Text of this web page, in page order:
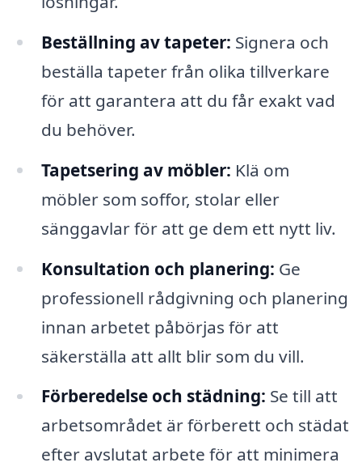
Beställning av tapeter: Signera och
beställa tapeter från olika tillverkare
för att garantera att du får exakt vad
du behöver.
Tapetsering av möbler: Klä om
möbler som soffor, stolar eller
sänggavlar för att ge dem ett nytt liv.
Konsultation och planering: Ge
professionell rådgivning och planering
innan arbetet påbörjas för att
säkerställa att allt blir som du vill.
Förberedelse och städning: Se till att
arbetsområdet är förberett och städat
efter avslutat arbete för att minimera